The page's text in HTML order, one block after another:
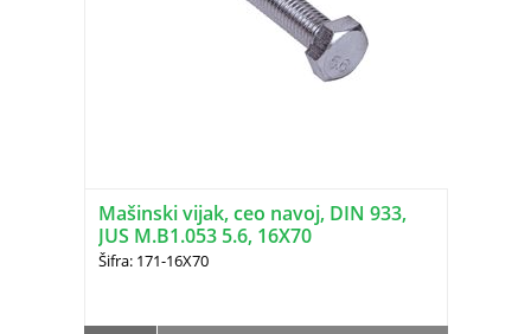
Mašinski vijak, ceo navoj, DIN 933,
JUS M.B1.053 5.6, 16X70
Šifra: 171-16X70